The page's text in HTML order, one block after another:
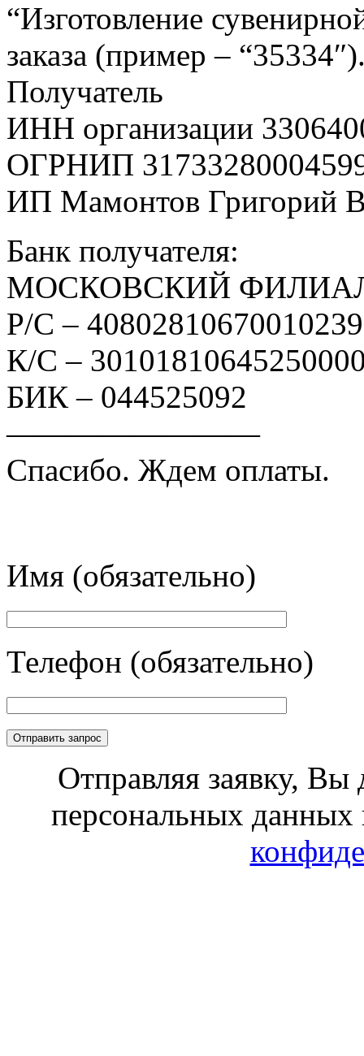
“Изготовление
заказа (пример –
Получатель
ИНН организации
ОГРНИП
ИП Мамонтов Григорий
Банк получателя:
МОСКОВСКИЙ
Р/С –
К/С –
БИК – 044525092
————————
Спасибо. Ждем оплаты.
Имя (обязательно)
Телефон (обязательно)
Отправляя заявку, Вы
персональных данных